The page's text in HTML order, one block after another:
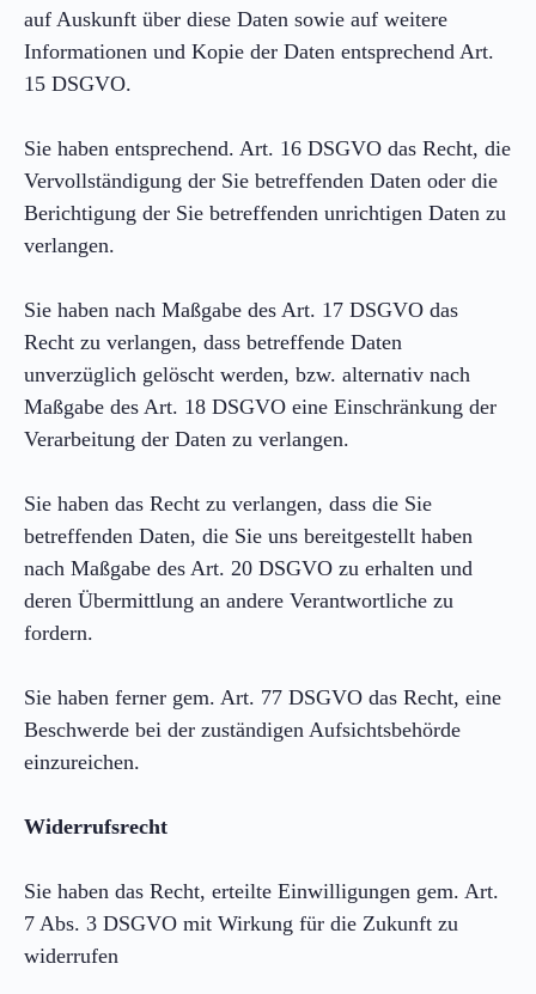
auf Auskunft über diese Daten sowie auf weitere
Informationen und Kopie der Daten entsprechend Art.
15 DSGVO.
Sie haben entsprechend. Art. 16 DSGVO das Recht, die
Vervollständigung der Sie betreffenden Daten oder die
Berichtigung der Sie betreffenden unrichtigen Daten zu
verlangen.
Sie haben nach Maßgabe des Art. 17 DSGVO das
Recht zu verlangen, dass betreffende Daten
unverzüglich gelöscht werden, bzw. alternativ nach
Maßgabe des Art. 18 DSGVO eine Einschränkung der
Verarbeitung der Daten zu verlangen.
Sie haben das Recht zu verlangen, dass die Sie
betreffenden Daten, die Sie uns bereitgestellt haben
nach Maßgabe des Art. 20 DSGVO zu erhalten und
deren Übermittlung an andere Verantwortliche zu
fordern.
Sie haben ferner gem. Art. 77 DSGVO das Recht, eine
Beschwerde bei der zuständigen Aufsichtsbehörde
einzureichen.
Widerrufsrecht
Sie haben das Recht, erteilte Einwilligungen gem. Art.
7 Abs. 3 DSGVO mit Wirkung für die Zukunft zu
widerrufen